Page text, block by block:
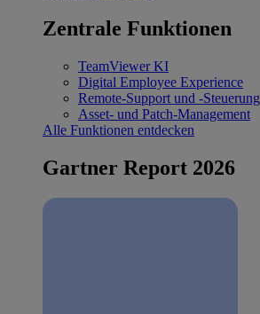
Zentrale Funktionen
TeamViewer KI
Digital Employee Experience
Remote-Support und -Steuerung
Asset- und Patch-Management
Alle Funktionen entdecken
Gartner Report 2026